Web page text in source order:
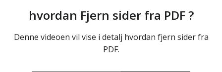
hvordan Fjern sider fra PDF ?
Denne videoen vil vise i detalj hvordan fjern sider fra
PDF.